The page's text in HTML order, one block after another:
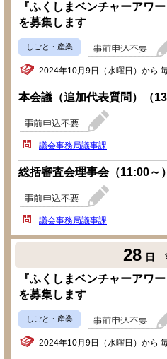
『ふくしまベンチャーアワ
を募集します
しごと・産業
2024年10月9日（水曜日）から
本会議（追加代表質問）（
議会事務局議事課
総括審査会理事会（11:00～）
議会事務局議事課
28 日
『ふくしまベンチャーアワ
を募集します
しごと・産業
2024年10月9日（水曜日）から